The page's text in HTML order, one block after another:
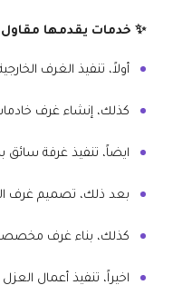
✨ خدمات يقدمها
أولاً، تنفيذ الغرف
كذلك، إنشاء غرف
ايضاً، تنفيذ غرفة
بعد ذلك، تصميم غرف
كذلك، بناء غرف
اخيراً، تنفيذ أعمال